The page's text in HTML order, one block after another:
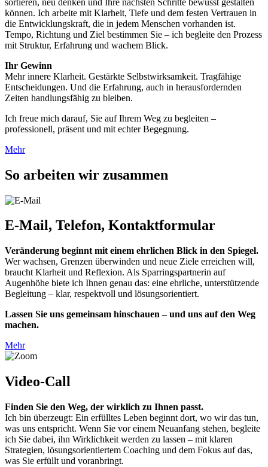
können. Ich arbeite mit Klarheit, Tiefe und dem festen Vertrauen in
die Entwicklungskraft, die in jedem Menschen vorhanden ist.
Tempo, Richtung und Ziel bestimmen Sie – ich begleite den Prozess
mit Struktur, Erfahrung und wachem Blick.
Ihr Gewinn
Mehr innere Klarheit. Gestärkte Selbstwirksamkeit. Tragfähige
Entscheidungen. Und die Erfahrung, auch in herausfordernden
Zeiten handlungsfähig zu bleiben.
Ich freue mich darauf, Sie auf Ihrem Weg zu begleiten –
professionell, präsent und mit echter Begegnung.
Mehr
So arbeiten wir zusammen
E-Mail, Telefon, Kontaktformular
Veränderung beginnt mit einem ehrlichen Blick in den Spiegel.
Wer wachsen, Grenzen überwinden und neue Ziele erreichen will,
braucht Klarheit und Reflexion. Als Sparringspartnerin auf
Augenhöhe biete ich Ihnen genau das: eine ehrliche, unterstützende
Begleitung – klar, respektvoll und lösungsorientiert.
Lassen Sie uns gemeinsam hinschauen – und uns auf den Weg
machen.
Mehr
Video-Call
Finden Sie den Weg, der wirklich zu Ihnen passt.
Ich bin überzeugt: Ein erfülltes Leben beginnt dort, wo wir das tun,
was uns entspricht. Wenn Sie vor einem Neuanfang stehen, begleite
ich Sie dabei, ihn Wirklichkeit werden zu lassen – mit klaren
Strategien, lösungsorientiertem Coaching und dem Fokus auf das,
was Sie erfüllt und voranbringt.